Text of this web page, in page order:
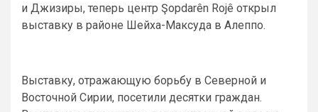
и Джизиры, теперь центр Şopdarên Rojê открыл
выставку в районе Шейха-Максуда в Алеппо.
Выставку, отражающую борьбу в Северной и
Восточной Сирии, посетили десятки граждан.